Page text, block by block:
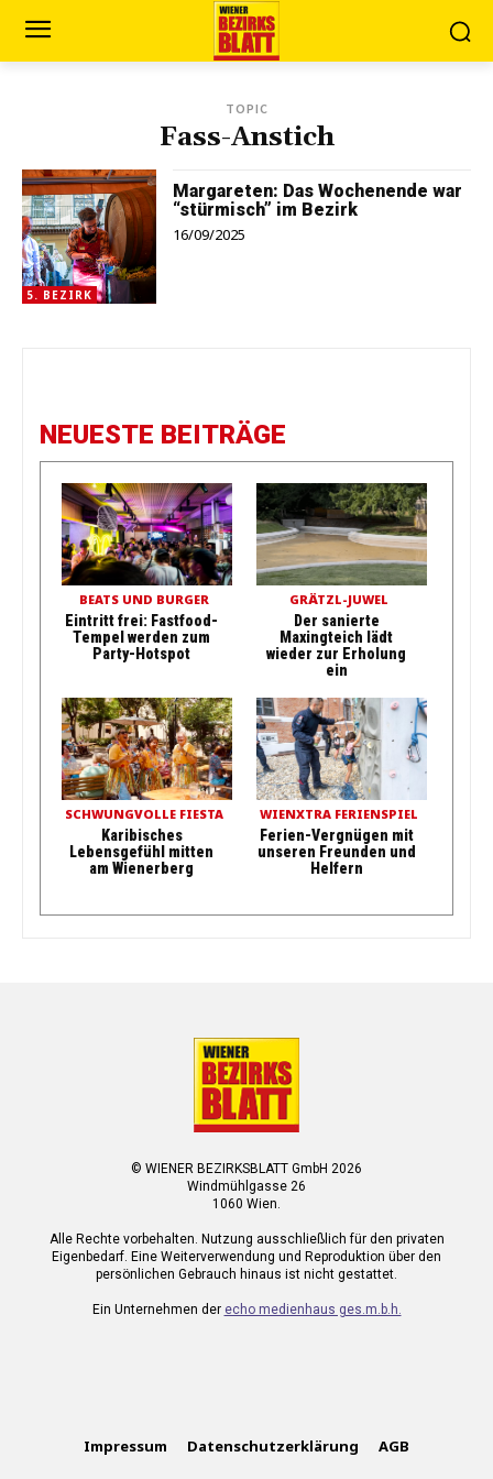
TOPIC
Fass-Anstich
5. BEZIRK
Margareten: Das Wochenende war
“stürmisch” im Bezirk
16/09/2025
NEUESTE BEITRÄGE
BEATS UND BURGER
Eintritt frei: Fastfood-
Tempel werden zum
Party-Hotspot
GRÄTZL-JUWEL
Der sanierte
Maxingteich lädt
wieder zur Erholung
ein
SCHWUNGVOLLE FIESTA
Karibisches
Lebensgefühl mitten
am Wienerberg
WIENXTRA FERIENSPIEL
Ferien-Vergnügen mit
unseren Freunden und
Helfern
© WIENER BEZIRKSBLATT GmbH 2026
Windmühlgasse 26
1060 Wien.
Alle Rechte vorbehalten. Nutzung ausschließlich für den privaten
Eigenbedarf. Eine Weiterverwendung und Reproduktion über den
persönlichen Gebrauch hinaus ist nicht gestattet.
Ein Unternehmen der echo medienhaus ges.m.b.h.
Impressum Datenschutzerklärung AGB